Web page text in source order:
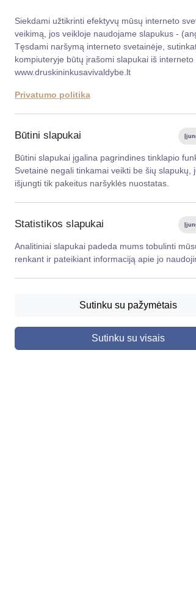
Siekdami užtikrinti efektyvų mūsų interneto
veikimą, jos veikloje naudojame slapukus -
Tęsdami naršymą interneto svetainėje,
kompiuteryje būtų įrašomi slapukai iš interneto
www.druskininkusavivaldybe.lt
Privatumo politika
Būtini slapukai
Būtini slapukai įgalina pagrindines tinklapio
Svetainė negali tinkamai veikti be šių slapukų,
išjungti tik pakeitus naršyklės nuostatas.
Statistikos slapukai
Analitiniai slapukai padeda mums tobulinti
renkant ir pateikiant informaciją apie jo
Sutinku su pažymėtais
Sutinku su visais
Taryba
Karjera
Nuo